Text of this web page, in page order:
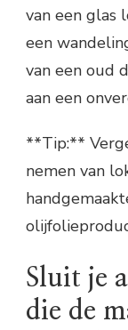
van een glas
een
van een oud
aan een
**Tip:**
nemen van
Sluit je
die de